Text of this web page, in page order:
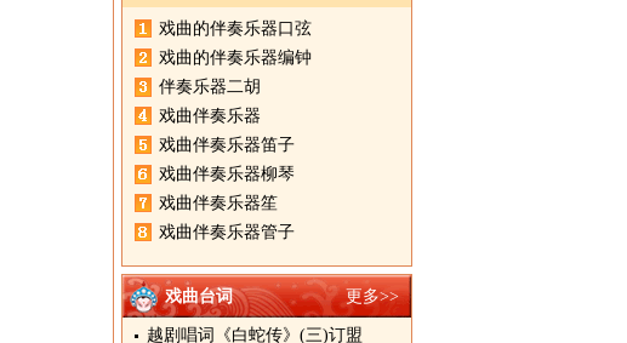
戏曲的伴奏乐器口弦
戏曲的伴奏乐器编钟
伴奏乐器二胡
戏曲伴奏乐器
戏曲伴奏乐器笛子
戏曲伴奏乐器柳琴
戏曲伴奏乐器笙
戏曲伴奏乐器管子
更多>>
戏曲台词
越剧唱词《白蛇传》(三)订盟